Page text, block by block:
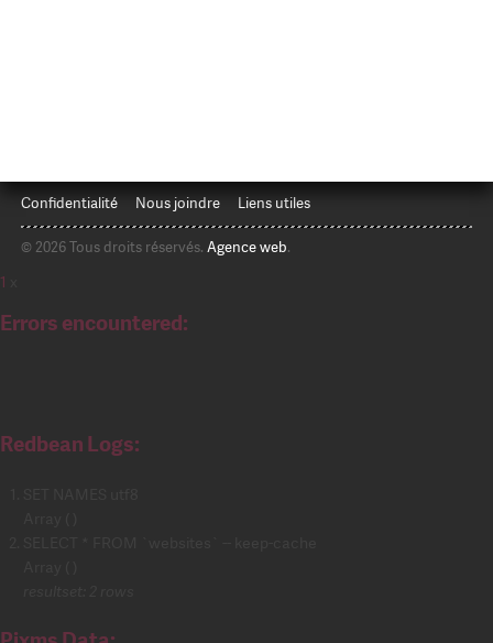
Confidentialité Nous joindre Liens utiles
© 2026 Tous droits réservés. Agence web.
1
Errors encountered:
Redbean Logs: